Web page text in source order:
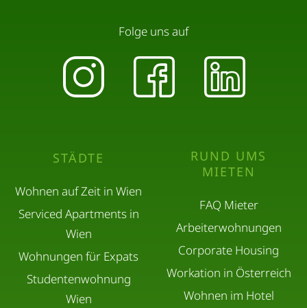
STÄDTE
Wohnen auf Zeit in Wien
Serviced Apartments in
Wien
Wohnungen für Expats
Studentenwohnung
Wien
RUND UMS
MIETEN
FAQ Mieter
Arbeiterwohnungen
Corporate Housing
Workation in Österreich
Wohnen im Hotel
Folge uns auf